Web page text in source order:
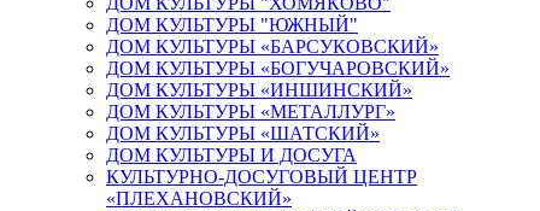
ДОМ КУЛЬТУРЫ "ЮЖНЫЙ"
ДОМ КУЛЬТУРЫ «БАРСУКОВСКИЙ»
ДОМ КУЛЬТУРЫ «БОГУЧАРОВСКИЙ»
ДОМ КУЛЬТУРЫ «ИНШИНСКИЙ»
ДОМ КУЛЬТУРЫ «МЕТАЛЛУРГ»
ДОМ КУЛЬТУРЫ «ШАТСКИЙ»
ДОМ КУЛЬТУРЫ И ДОСУГА
КУЛЬТУРНО-ДОСУГОВЫЙ ЦЕНТР
«ПЛЕХАНОВСКИЙ»